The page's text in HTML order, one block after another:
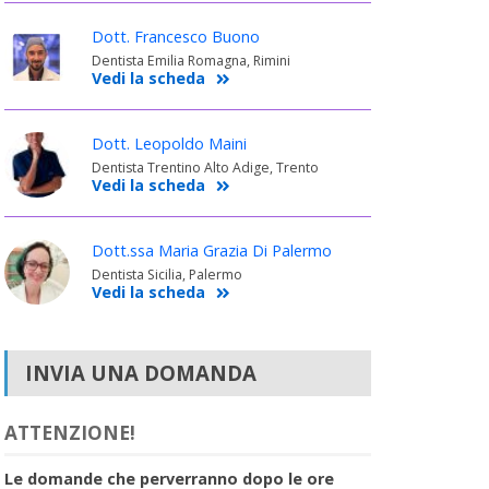
Dott. Francesco Buono
Dentista Emilia Romagna, Rimini
Vedi la scheda
Dott. Leopoldo Maini
Dentista Trentino Alto Adige, Trento
Vedi la scheda
Dott.ssa Maria Grazia Di Palermo
Dentista Sicilia, Palermo
Vedi la scheda
INVIA UNA DOMANDA
ATTENZIONE!
Le domande che perverranno dopo le ore